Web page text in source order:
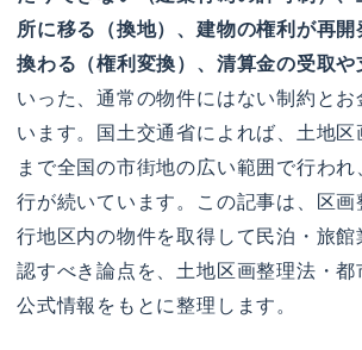
所に移る（換地）、建物の権利が再開
換わる（権利変換）、清算金の受取や
いった、通常の物件にはない制約とお
います。国土交通省によれば、土地
まで全国の市街地の広い範囲で行わ
行が続いています。この記事は、区
行地区内の物件を取得して民泊・旅館
認すべき論点を、土地区画整理法・
公式情報をもとに整理します。